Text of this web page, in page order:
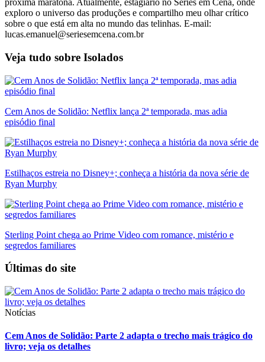
próxima maratona. Atualmente, estagiário no Séries em Cena, onde
exploro o universo das produções e compartilho meu olhar crítico
sobre o que está em alta no mundo das telinhas. E-mail:
lucas.emanuel@seriesemcena.com.br
Veja tudo sobre Isolados
Cem Anos de Solidão: Netflix lança 2ª temporada, mas adia
episódio final
Estilhaços estreia no Disney+; conheça a história da nova série de
Ryan Murphy
Sterling Point chega ao Prime Video com romance, mistério e
segredos familiares
Últimas do site
Notícias
Cem Anos de Solidão: Parte 2 adapta o trecho mais trágico do
livro; veja os detalhes